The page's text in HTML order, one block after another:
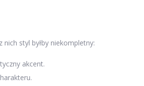
styl byłby niekompletny:
akcent.